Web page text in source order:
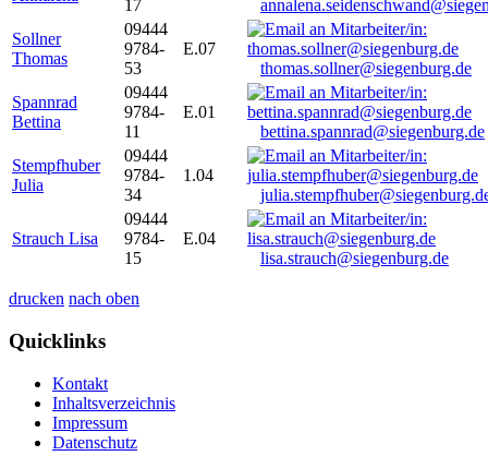
17
Sollner
Thomas
09444
9784-
53
E.07
thomas.sollner@siegenburg.de
Spannrad
Bettina
09444
9784-
11
E.01
bettina.spannrad@siegenburg.de
Stempfhuber
Julia
09444
9784-
34
1.04
Strauch Lisa
09444
9784-
15
E.04
lisa.strauch@siegenburg.de
drucken nach oben
Quicklinks
Kontakt
Inhaltsverzeichnis
Impressum
Datenschutz